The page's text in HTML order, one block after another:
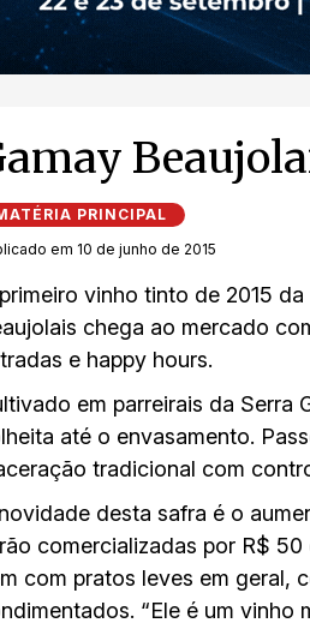
PRINCIPAL
em 10 de junho de 2015
vinho tinto de 2015
chega ao mercado
e happy hours.
em parreirais da Serra
até o envasamento.
tradicional com
desta safra é o
comercializadas por R$
com pratos leves em geral,
“Ele é um vinho